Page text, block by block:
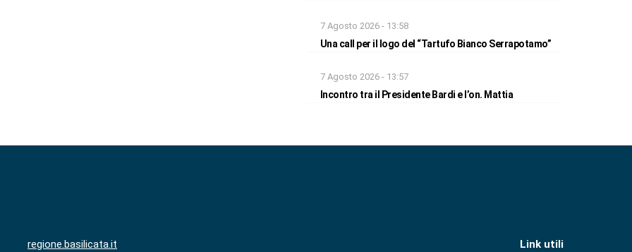
7 Agosto 2026 - 13:58
Una call per il logo del “Tartufo Bianco Serrapotamo”
7 Agosto 2026 - 13:57
Incontro tra il Presidente Bardi e l’on. Mattia
regione.basilicata.it Link utili